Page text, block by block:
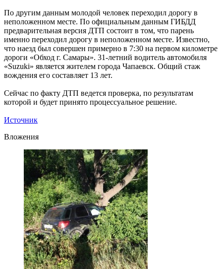
По другим данным молодой человек переходил дорогу в
неположенном месте. По официальным данным ГИБДД
предварительная версия ДТП состоит в том, что парень
именно переходил дорогу в неположенном месте. Известно,
что наезд был совершен примерно в 7:30 на первом километре
дороги «Обход г. Самары». 31-летний водитель автомобиля
«Suzuki» является жителем города Чапаевск. Общий стаж
вождения его составляет 13 лет.
Сейчас по факту ДТП ведется проверка, по результатам
которой и будет принято процессуальное решение.
Источник
Вложения